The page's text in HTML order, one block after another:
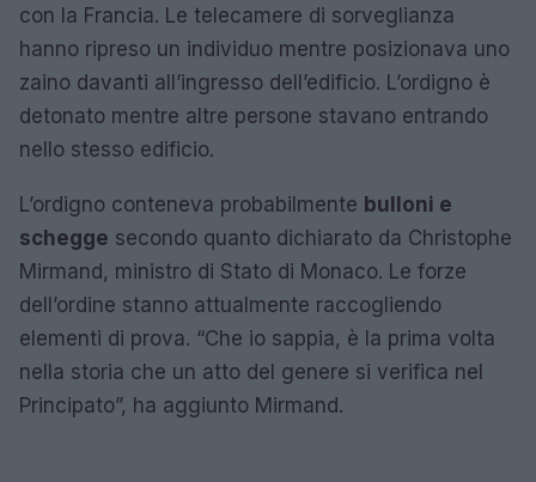
con la Francia. Le telecamere di sorveglianza
hanno ripreso un individuo mentre posizionava uno
zaino davanti all’ingresso dell’edificio. L’ordigno è
detonato mentre altre persone stavano entrando
nello stesso edificio.
L’ordigno conteneva probabilmente bulloni e
schegge secondo quanto dichiarato da Christophe
Mirmand, ministro di Stato di Monaco. Le forze
dell’ordine stanno attualmente raccogliendo
elementi di prova. “Che io sappia, è la prima volta
nella storia che un atto del genere si verifica nel
Principato”, ha aggiunto Mirmand.